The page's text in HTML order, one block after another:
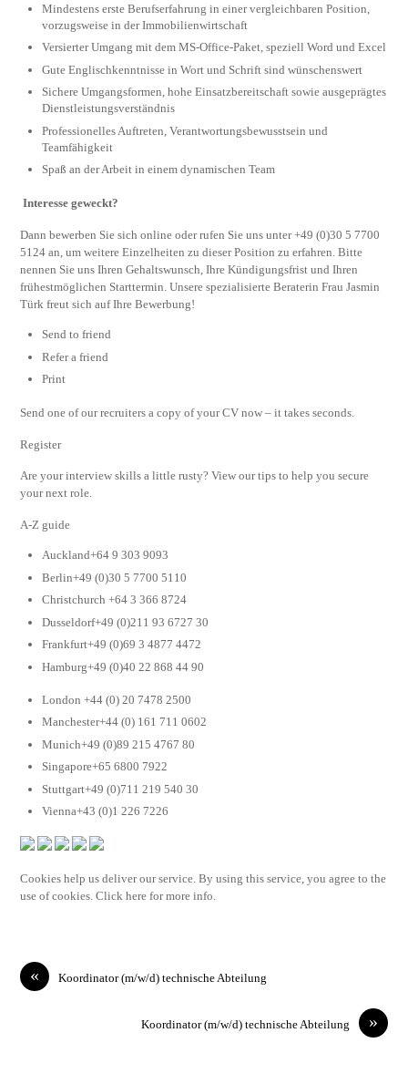
Mindestens erste Berufserfahrung in einer vergleichbaren Position,
vorzugsweise in der Immobilienwirtschaft
Versierter Umgang mit dem MS-Office-Paket, speziell Word und Excel
Gute Englischkenntnisse in Wort und Schrift sind wünschenswert
Sichere Umgangsformen, hohe Einsatzbereitschaft sowie ausgeprägtes
Dienstleistungsverständnis
Professionelles Auftreten, Verantwortungsbewusstsein und
Teamfähigkeit
Spaß an der Arbeit in einem dynamischen Team
Interesse geweckt?
Dann bewerben Sie sich online oder rufen Sie uns unter +49 (0)30 5 7700
5124 an, um weitere Einzelheiten zu dieser Position zu erfahren. Bitte
nennen Sie uns Ihren Gehaltswunsch, Ihre Kündigungsfrist und Ihren
frühestmöglichen Starttermin. Unsere spezialisierte Beraterin Frau Jasmin
Türk freut sich auf Ihre Bewerbung!
Send to friend
Refer a friend
Print
Send one of our recruiters a copy of your CV now – it takes seconds.
Register
Are your interview skills a little rusty? View our tips to help you secure
your next role.
A-Z guide
Auckland+64 9 303 9093
Berlin+49 (0)30 5 7700 5110
Christchurch +64 3 366 8724
Dusseldorf+49 (0)211 93 6727 30
Frankfurt+49 (0)69 3 4877 4472
Hamburg+49 (0)40 22 868 44 90
London +44 (0) 20 7478 2500
Manchester+44 (0) 161 711 0602
Munich+49 (0)89 215 4767 80
Singapore+65 6800 7922
Stuttgart+49 (0)711 219 540 30
Vienna+43 (0)1 226 7226
Cookies help us deliver our service. By using this service, you agree to the
use of cookies. Click here for more info.
« Koordinator (m/w/d) technische Abteilung
»
Koordinator (m/w/d) technische Abteilung